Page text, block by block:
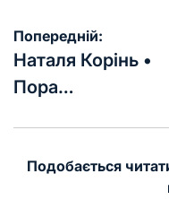
Навігація
записів
Попередній:
Наталя Корінь •
Пора…
Подобається